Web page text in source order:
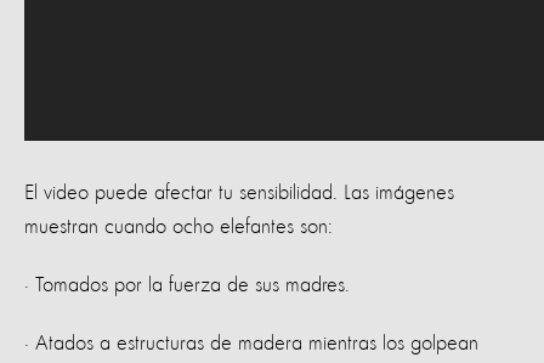
El video puede afectar tu sensibilidad. Las imágenes
muestran cuando ocho elefantes son:
· Tomados por la fuerza de sus madres.
· Atados a estructuras de madera mientras los golpean